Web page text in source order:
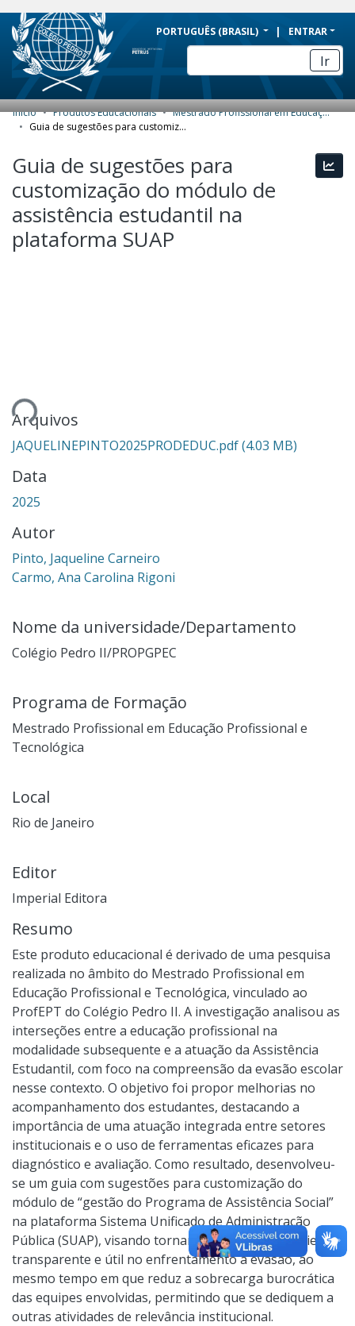
BRAZIL
Simplifique!
Comunica BR
Participe
Acesso à informação
Canais
PORTUGUÊS (BRASIL) ENTRAR
Ir
COMUNIDADES E COLEÇÕES
NAVEGAR
ESTATÍSTICAS
SOBRE
Início Produtos Educacionais
Mestrado Profissional em Educação Profissional e Tecnológica (ProfEPT) - Produtos Educacionais
Guia de sugestões para customização do módulo de assistência estudantil na plataforma SUAP
Guia de sugestões para
customização do módulo de
assistência estudantil na
plataforma SUAP
Arquivos
JAQUELINEPINTO2025PRODEDUC.pdf(4.03 MB)
Data
2025
Autor
Pinto, Jaqueline Carneiro
Carmo, Ana Carolina Rigoni
Nome da universidade/Departamento
Colégio Pedro II/PROPGPEC
Programa de Formação
Mestrado Profissional em Educação Profissional e
Tecnológica
Local
Rio de Janeiro
Editor
Imperial Editora
Resumo
Este produto educacional é derivado de uma pesquisa
realizada no âmbito do Mestrado Profissional em
Educação Profissional e Tecnológica, vinculado ao
ProfEPT do Colégio Pedro II. A investigação analisou as
interseções entre a educação profissional na
modalidade subsequente e a atuação da Assistência
Estudantil, com foco na compreensão da evasão escolar
nesse contexto. O objetivo foi propor melhorias no
acompanhamento dos estudantes, destacando a
importância de uma atuação integrada entre setores
institucionais e o uso de ferramentas eficazes para
diagnóstico e avaliação. Como resultado, desenvolveu-
se um guia com sugestões para customização do
módulo de “gestão do Programa de Assistência Social”
na plataforma Sistema Unificado de Administração
Pública (SUAP), visando tornar o sistema mais eficiente,
transparente e útil no enfrentamento à evasão, ao
mesmo tempo em que reduz a sobrecarga burocrática
das equipes envolvidas, permitindo que se dediquem a
outras atividades de relevância institucional.